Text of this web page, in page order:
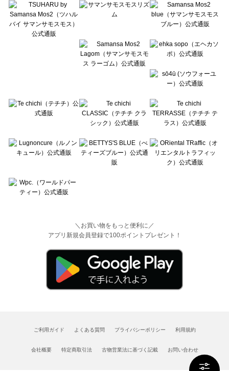
Lugnoncure（ルノンキュール）のワンピース一覧
BETTY'S BLUE（べティーズブルー）のワンピース一覧
Wpc.（ワールドパーティー）のワンピース一覧
＼お買い物をもっと便利に／
アプリ新規会員登録で100ポイントプレゼント！
ご利用ガイド よくある質問 プライバシーポリシー 利用規約
会社概要 特定商取引法 古物営業法に基づく記載 お問い合わせ